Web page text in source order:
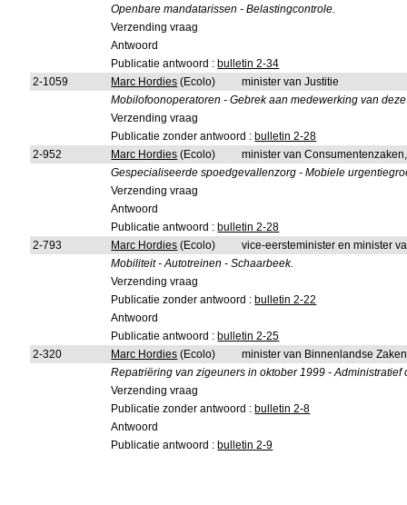
Openbare mandatarissen - Belastingcontrole.
Verzending vraag
Antwoord
Publicatie antwoord : bulletin 2-34
2-1059
Marc Hordies (Ecolo)
minister van Justitie
Mobilofoonoperatoren - Gebrek aan medewerking van
Verzending vraag
Publicatie zonder antwoord : bulletin 2-28
2-952
Marc Hordies (Ecolo)
minister van
Gespecialiseerde spoedgevallenzorg - Mobiele
Verzending vraag
Antwoord
Publicatie antwoord : bulletin 2-28
2-793
Marc Hordies (Ecolo)
vice-eersteminister en minister
Mobiliteit - Autotreinen - Schaarbeek.
Verzending vraag
Publicatie zonder antwoord : bulletin 2-22
Antwoord
Publicatie antwoord : bulletin 2-25
2-320
Marc Hordies (Ecolo)
minister van Binnenlandse Zaken
Repatriëring van zigeuners in oktober 1999 - Administratief
Verzending vraag
Publicatie zonder antwoord : bulletin 2-8
Antwoord
Publicatie antwoord : bulletin 2-9